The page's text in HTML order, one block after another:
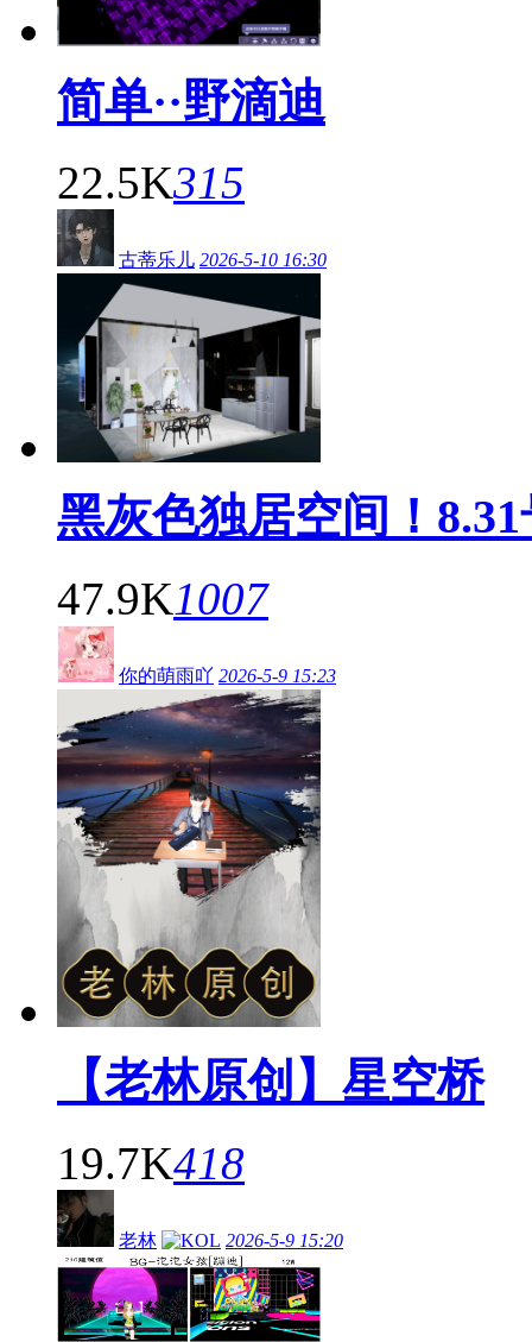
简单··野滴迪
22.5K315
古蒂乐儿 2026-5-10 16:30
黑灰色独居空间！
47.9K1007
你的萌雨吖 2026-5-9 15:23
【老林原创】星空桥
19.7K418
老林 2026-5-9 15:20